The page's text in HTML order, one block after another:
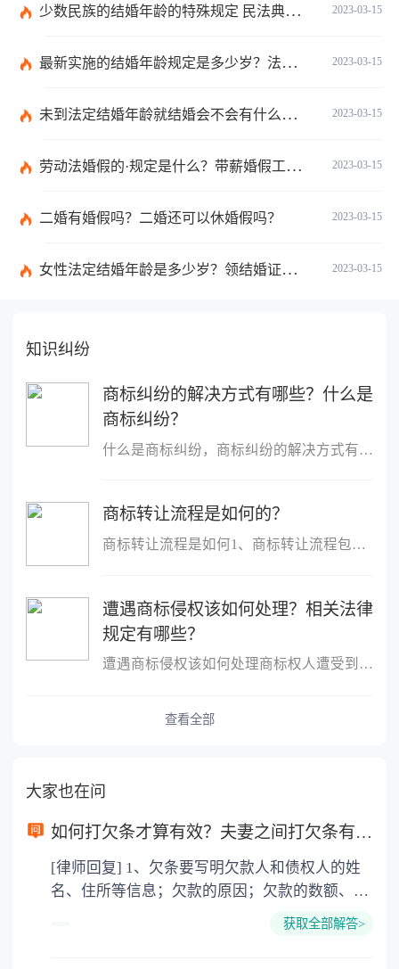
2023-03-15
少数民族的结婚年龄的特殊规定 民法典有关结婚的规定
2023-03-15
最新实施的结婚年龄规定是多少岁？法定婚龄的确定依据有哪些？
2023-03-15
未到法定结婚年龄就结婚会不会有什么法律后果？
2023-03-15
劳动法婚假的·规定是什么？带薪婚假工资怎么计算？
2023-03-15
二婚有婚假吗？二婚还可以休婚假吗？
2023-03-15
女性法定结婚年龄是多少岁？领结婚证需要带什么证件？
知识纠纷
商标纠纷的解决方式有哪些？什么是
商标纠纷？
什么是商标纠纷，商标纠纷的解决方式有哪些商标纠纷亦称商标纠纷案...
商标转让流程是如何的？
商标转让流程是如何1、商标转让流程包括：申请&rarr;受理&rarr;审查...
遭遇商标侵权该如何处理？相关法律
规定有哪些？
遭遇商标侵权该如何处理商标权人遭受到商标侵权的，可以要求侵权人...
查看全部
大家也在问
如何打欠条才算有效？夫妻之间打欠条有效吗？
[律师回复] 1、欠条要写明欠款人和债权人的姓
名、住所等信息；欠款的原因；欠款的数额、利
率；以及还款的时间、地点、方式等内容，并符
获取全部解答>